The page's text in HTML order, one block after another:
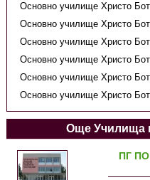
Основно училище Христо
Основно училище Христо
Основно училище Христо
Основно училище Христо
Основно училище Христо
Основно училище Христо
Още Училища
ПГ